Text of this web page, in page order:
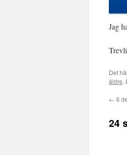
Jag
Det
äldre.
← 6
24